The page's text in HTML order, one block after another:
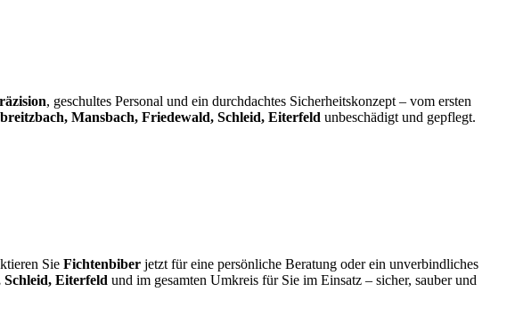
, geschultes Personal und ein durchdachtes Sicherheitskonzept – vom ersten
Mansbach, Friedewald, Schleid, Eiterfeld unbeschädigt und gepflegt.
Sie Fichtenbiber jetzt für eine persönliche Beratung oder ein unverbindliches
Eiterfeld und im gesamten Umkreis für Sie im Einsatz – sicher, sauber und